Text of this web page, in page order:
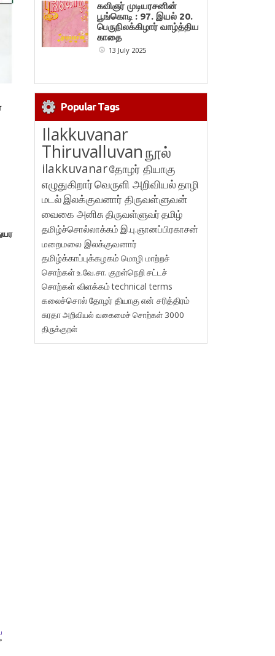
கவிஞர் முடியரசனின்
பூங்கொடி : 97. இயல் 20.
பெருநிலக்கிழார் வாழ்த்திய
காதை
13 July 2025
Popular Tags
Ilakkuvanar
Thiruvalluvanநூல்
ilakkuvanarதோழர் தியாகு
எழுதுகிறார்வெருளி அறிவியல்தாழி
மடல்இலக்குவனார் திருவள்ளுவன்
வைகை அனிசுதிருவள்ளுவர்தமிழ்
தமிழ்ச்சொல்லாக்கம் இ.பு.ஞானப்பிரகாசன்
மறைமலை இலக்குவனார்
தமிழ்க்காப்புக்கழகம் மொழி மாற்றச்
சொற்கள்உ.வே.சா. குறள்நெறி சட்டச்
சொற்கள் விளக்கம்technical terms
கலைச்சொல்தோழர் தியாகுஎன் சரித்திரம்
சுரதாஅறிவியல் வகைமைச் சொற்கள் 3000
திருக்குறள்